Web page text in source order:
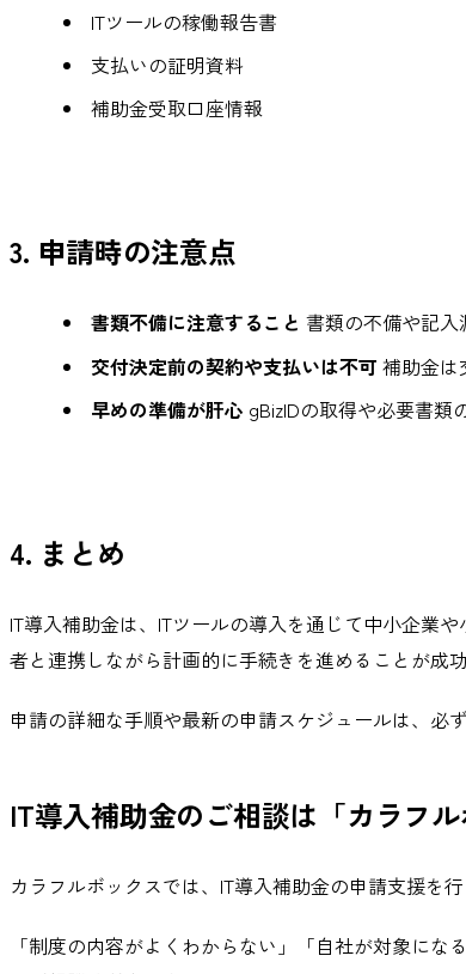
ITツールの稼働報告書
支払いの証明資料
補助金受取口座情報
3. 申請時の注意点
書類不備に注意すること 書類の不備や記入
交付決定前の契約や支払いは不可 補助金は
早めの準備が肝心 gBizIDの取得や必要書類
4. まとめ
IT導入補助金は、ITツールの導入を通じて中小企業
者と連携しながら計画的に手続きを進めることが成
申請の詳細な手順や最新の申請スケジュールは、必
IT導入補助金のご相談は「カラフ
カラフルボックスでは、IT導入補助金の申請支援を
「制度の内容がよくわからない」「自社が対象に